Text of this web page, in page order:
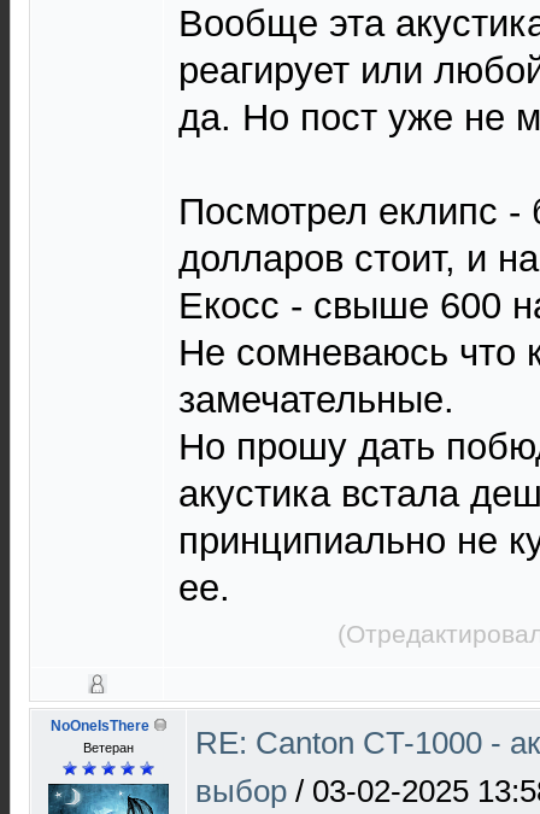
Вообще эта
реагирует или
да. Но пост уже не
Посмотрел еклипс
долларов стоит, и
Екосс - свыше 600
Не сомневаюсь что
замечательные.
Но прошу дать
акустика встала
принципиально не
ее.
NoOneIsThere
Ветеран
RE: Canton CT-1000 -
выбор / 03-02-2025